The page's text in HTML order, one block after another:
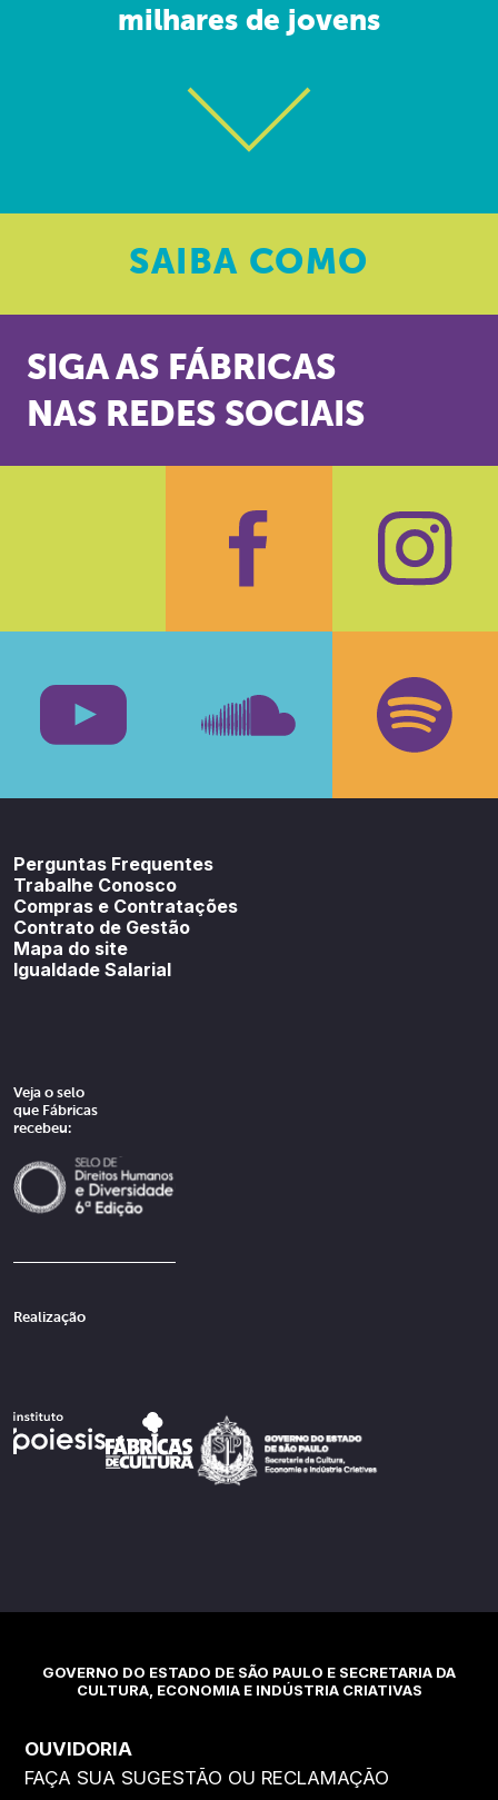
milhares de jovens
SAIBA COMO
SIGA AS FÁBRICAS
NAS REDES SOCIAIS
Facebook
Perguntas Frequentes
Trabalhe Conosco
Compras e Contratações
Contrato de Gestão
Mapa do site
Igualdade Salarial
Veja o selo
que Fábricas
recebeu:
Realização
GOVERNO DO ESTADO DE SÃO PAULO E SECRETARIA DA
CULTURA, ECONOMIA E INDÚSTRIA CRIATIVAS
OUVIDORIA
FAÇA SUA SUGESTÃO OU RECLAMAÇÃO